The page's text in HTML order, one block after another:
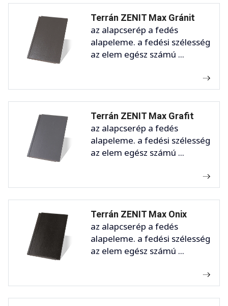
Terrán ZENIT Max Gránit
az alapcserép a fedés
alapeleme. a fedési szélesség
az elem egész számú ...
Terrán ZENIT Max Grafit
az alapcserép a fedés
alapeleme. a fedési szélesség
az elem egész számú ...
Terrán ZENIT Max Onix
az alapcserép a fedés
alapeleme. a fedési szélesség
az elem egész számú ...